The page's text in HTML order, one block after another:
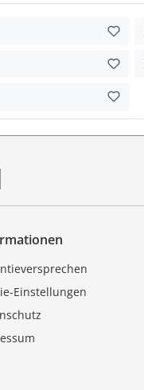
Einstellungen